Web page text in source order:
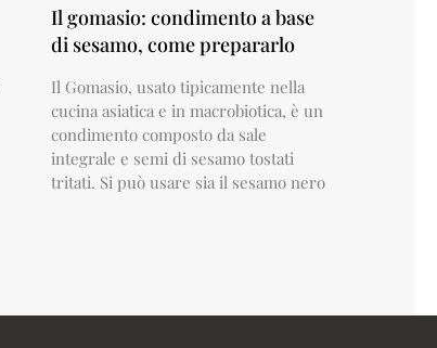
Il gomasio: condimento a base
di sesamo, come prepararlo
Il Gomasio, usato tipicamente nella
cucina asiatica e in macrobiotica, è un
condimento composto da sale
integrale e semi di sesamo tostati
tritati. Si può usare sia il sesamo nero